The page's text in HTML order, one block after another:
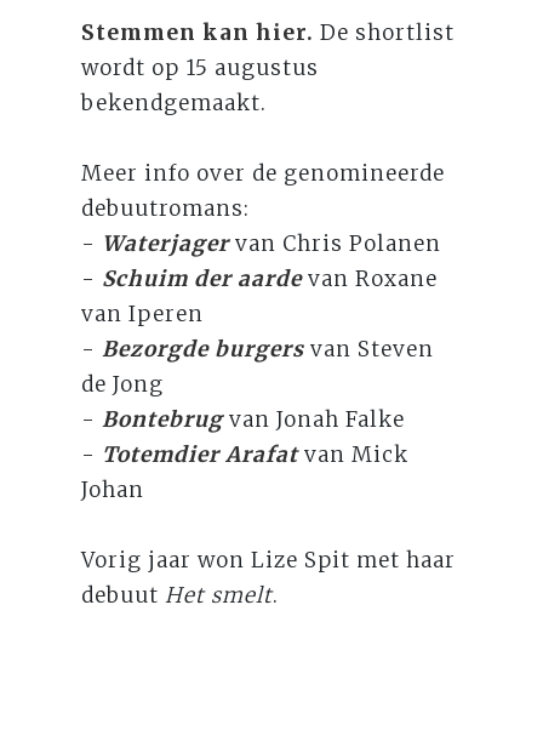
Stemmen kan hier. De shortlist
wordt op 15 augustus
bekendgemaakt.
Meer info over de genomineerde
debuutromans:
- Waterjagervan Chris Polanen
- Schuim der aardevan Roxane
van Iperen
-Bezorgde burgers van Steven
de Jong
-Bontebrugvan Jonah Falke
- Totemdier Arafatvan Mick
Johan
Vorig jaar won Lize Spit met haar
debuutHet smelt.